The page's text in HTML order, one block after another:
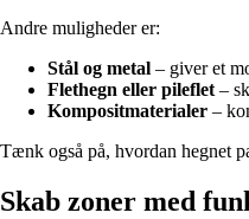
Andre muligheder er:
Stål og metal – giver et
Flethegn eller pileflet–
Kompositmaterialer –
Tænk også på, hvordan hegnet
Skab zoner med